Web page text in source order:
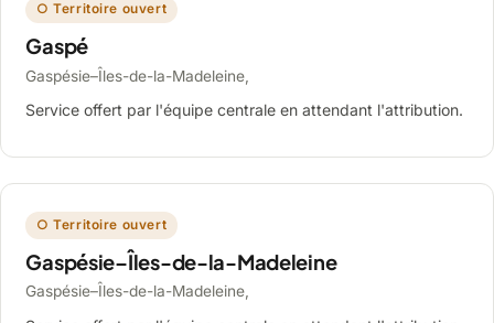
○ Territoire ouvert
Gaspé
Gaspésie–Îles-de-la-Madeleine,
Service offert par l'équipe centrale en attendant l'attribution.
○ Territoire ouvert
Gaspésie–Îles-de-la-Madeleine
Gaspésie–Îles-de-la-Madeleine,